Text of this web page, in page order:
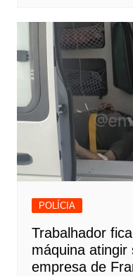
POLÍCIA
Trabalhador
máquina atingir
empresa de